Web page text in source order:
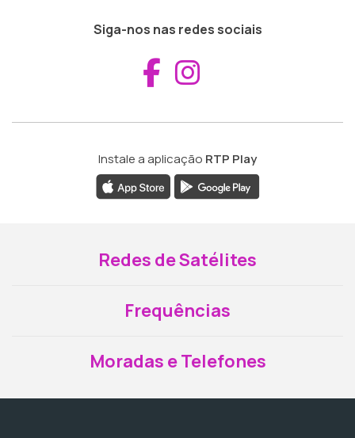
Siga-nos nas redes sociais
Aceder ao
Instale a aplicação RTP Play
Redes de Satélites
Frequências
Moradas e Telefones